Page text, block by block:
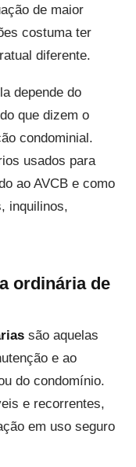
de maior
costuma ter
diferente.
depende do
que dizem o
condominial.
usados para
ao AVCB e como
inquilinos,
ordinária de
são aquelas
e ao
do condomínio.
e recorrentes,
em uso seguro